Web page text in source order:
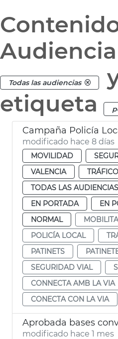
Audiencia
Todas las audiencias
etiqueta
modificado hace 8 días
MOVILIDAD
VALENCIA
TRÁFICO
TODAS LAS AUDIENCIAS
EN PORTADA
EN
NORMAL
POLICÍA LOCAL
PATINETS
SEGURIDAD VIAL
CONNECTA AMB LA VIA
CONECTA CON LA VIA
modificado hace 1 mes